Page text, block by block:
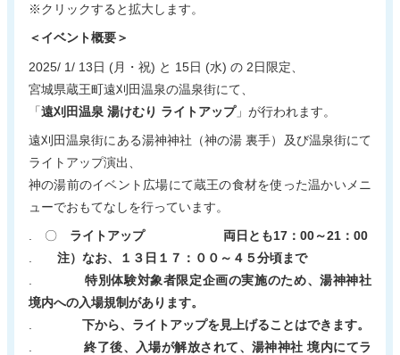
※クリックすると拡大します。
＜イベント概要＞
2025/ 1/ 13日 (月・祝) と 15日 (水) の 2日限定、
宮城県蔵王町遠刈田温泉の温泉街にて、
「遠刈田温泉 湯けむり ライトアップ」が行われます。
遠刈田温泉街にある湯神神社（神の湯 裏手）及び温泉街にて
ライトアップ演出、
神の湯前のイベント広場にて蔵王の食材を使った温かいメニ
ューでおもてなしを行っています。
. 〇 ライトアップ 両日とも17：00～21：00
注）なお、１３日１７：００～４５分頃まで
.特別体験対象者限定企画の実施のため、湯神神社
境内への入場規制があります。
下から、ライトアップを見上げることはできます。
.終了後、入場が解放されて、湯神神社 境内にてラ